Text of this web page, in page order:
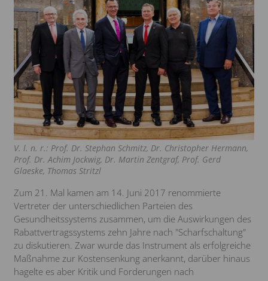
V. l. n. r.: Prof. Dr. Stephan Schmitz, Dr. Christopher Hermann,
Prof. Dr. Achim Jockwig, Dr. Martin Zentgraf, Prof. Gerd
Glaeske, Thomas Stritzl
Zum 21. Mal kamen am 14. Juni 2017 renommierte
Vertreter der unterschiedlichen Parteien des
Gesundheitssystems zusammen, um die Auswirkungen des
Rabattvertragssystems zehn Jahre nach "Scharfschaltung"
zu diskutieren. Zwar wurde das Instrument als erfolgreiche
Maßnahme zur Kostensenkung anerkannt, darüber hinaus
hagelte es aber Kritik und Forderungen nach